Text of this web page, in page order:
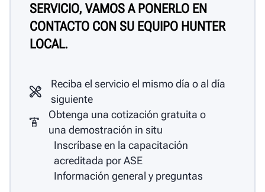
SERVICIO, VAMOS A PONERLO EN
CONTACTO CON SU EQUIPO HUNTER
LOCAL.
Reciba el servicio el mismo día o al día
siguiente
Obtenga una cotización gratuita o
una demostración in situ
Inscríbase en la capacitación
acreditada por ASE
Información general y preguntas